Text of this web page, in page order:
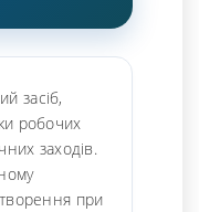
засіб,
робочих
заходів.
при